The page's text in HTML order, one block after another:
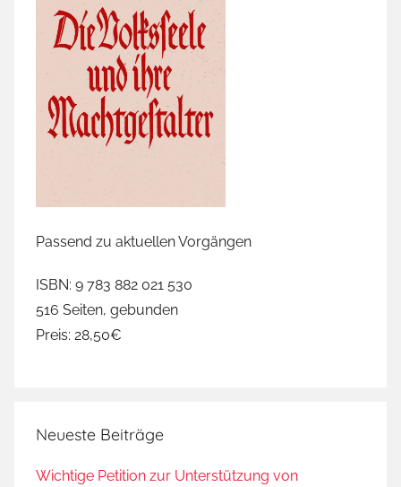
Passend zu aktuellen Vorgängen
ISBN: 9 783 882 021 530
516 Seiten, gebunden
Preis: 28,50€
Neueste Beiträge
Wichtige Petition zur Unterstützung von